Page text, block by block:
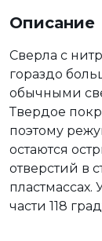
Описание
Сверла с
гораздо
обычными
Твердое
поэтому
остаются
отверстий в
части 118